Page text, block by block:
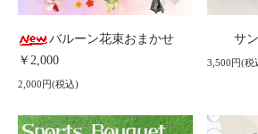
バルーン花束おまかせ
￥2,000
2,000円(税込)
サ
3,500円(税